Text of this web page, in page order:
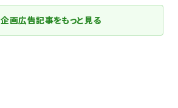
企画広告記事をもっと見る